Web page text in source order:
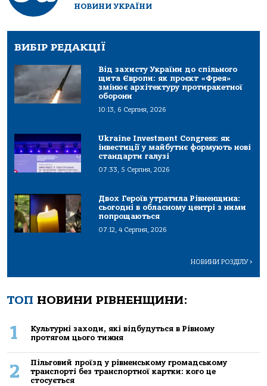
НОВИНИ УКРАЇНИ
ВИБІР РЕДАКЦІЇ
Від захисту України до спільного
щита Європи: як проєкт «Фрея»
змінює архітектуру протиракетної
оборони
10:13, 6 Серпня, 2026
Ukraine Investment Congress: як
інвестиції у майбутнє формують нові
стандарти галузі
07:33, 5 Серпня, 2026
Двох Героїв утратила Рівненщина:
сьогодні в обласному центрі з ними
попрощаються
07:12, 4 Серпня, 2026
НОВИНИ РОЗДІЛУ>
ТОП НОВИНИ РІВНЕНЩИНИ:
1
Культурні заходи, які відбудуться в Рівному
протягом цього тижня
2
Пільговий проїзд у рівненському громадському
транспорті без транспортної картки: кого це
стосується